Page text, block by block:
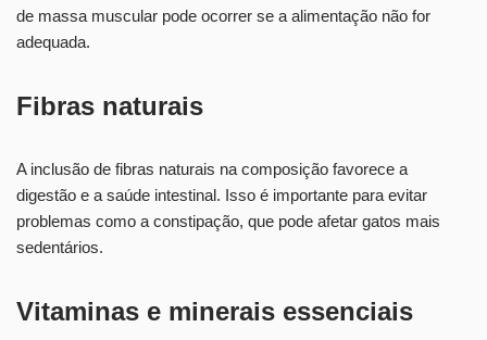
de massa muscular pode ocorrer se a alimentação não for
adequada.
Fibras naturais
A inclusão de fibras naturais na composição favorece a
digestão e a saúde intestinal. Isso é importante para evitar
problemas como a constipação, que pode afetar gatos mais
sedentários.
Vitaminas e minerais essenciais